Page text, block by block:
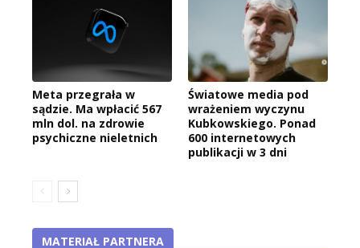
Meta przegrała w
sądzie. Ma wpłacić 567
mln dol. na zdrowie
psychiczne nieletnich
Światowe media pod
wrażeniem wyczynu
Kubkowskiego. Ponad
600 internetowych
publikacji w 3 dni
MATERIAŁ PARTNERA